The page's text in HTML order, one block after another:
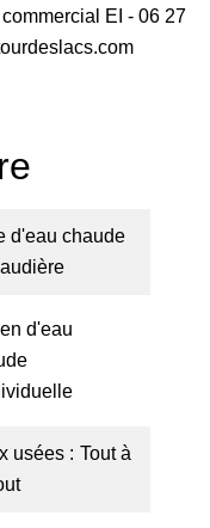
EI - 06 27
d'eau chaude
d'eau
usées
Tout à